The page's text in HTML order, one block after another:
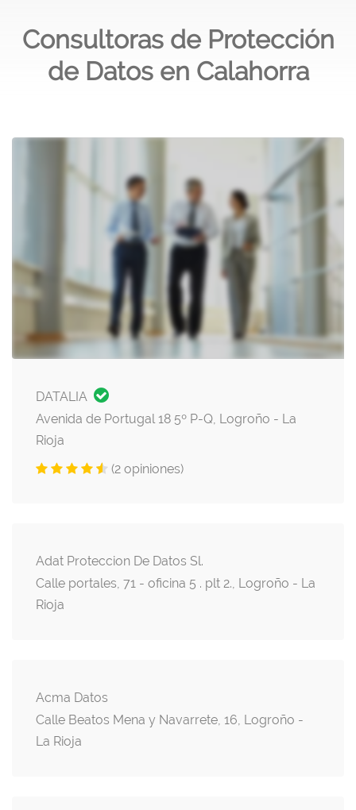
Consultoras de Protección
de Datos en Calahorra
DATALIA
Avenida de Portugal 18 5º P-Q, Logroño - La
Rioja
(2 opiniones)
Adat Proteccion De Datos Sl.
Calle portales, 71 - oficina 5 . plt 2., Logroño - La
Rioja
Acma Datos
Calle Beatos Mena y Navarrete, 16, Logroño -
La Rioja